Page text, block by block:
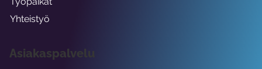
Asiakaspalvelu
Yhteistyö